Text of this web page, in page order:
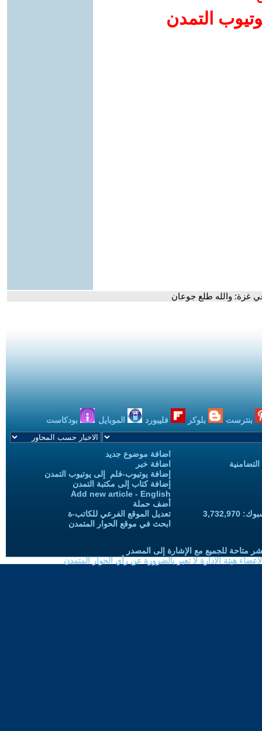
التمدن
في غزة: والله طلع جوعان
بنترست بلوكر فليبورد الموبايل بودكاست
اضافة موضوع جديد
اضافة خبر
إضافة يوتيوب-فلم إلى يوتيوب التمدن
إضافة كتاب إلى مكتبة التمدن
Add new article - English
أضف حملة
تعديل الموقع الفرعي للكاتب-ة
ابحث في موقع الحوار المتمدن
متاحة للجميع مع الإشارة إلى المصدر
هيئة الادارة لا تعبر بالضرورة عن رأي الحوار المتمدن